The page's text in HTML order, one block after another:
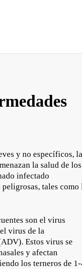
y no específicos,
la salud de los
infectado
tales como
son el virus
virus de la
Estos virus se
y afectan
los terneros de